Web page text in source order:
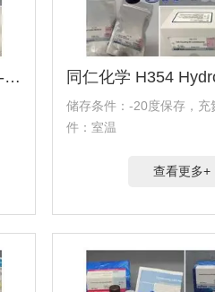
同仁化学 H355 Hydroxy-EG6-undecanethiol试剂
储存条件：-20度保存，充
件：室温
查看更多+